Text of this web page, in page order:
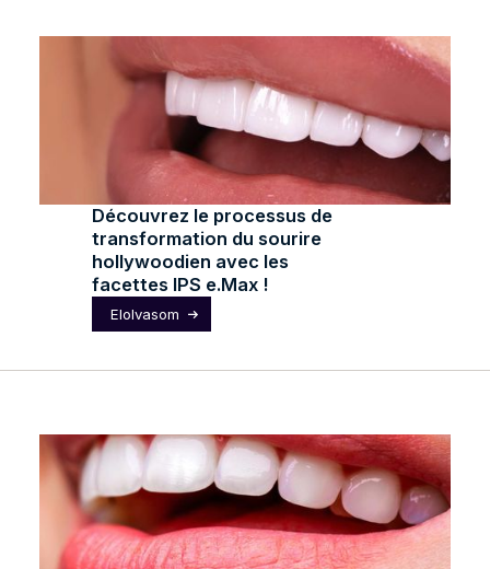
Découvrez le processus de
transformation du sourire
hollywoodien avec les
facettes IPS e.Max !
Elolvasom